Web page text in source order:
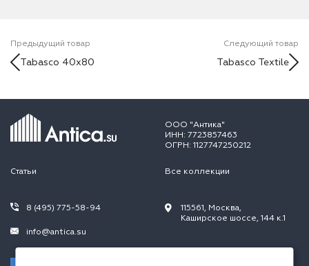
Предыдущий товар
Tabasco 40x80
Следующий товар
Tabasco Textile
ООО "Антика"
ИНН: 7723857463
ОГРН: 1127747250212
Статьи Все коллекции
8 (495) 775-58-94
info@antica.su
115561, Москва,
Каширское шоссе, 144 к.1